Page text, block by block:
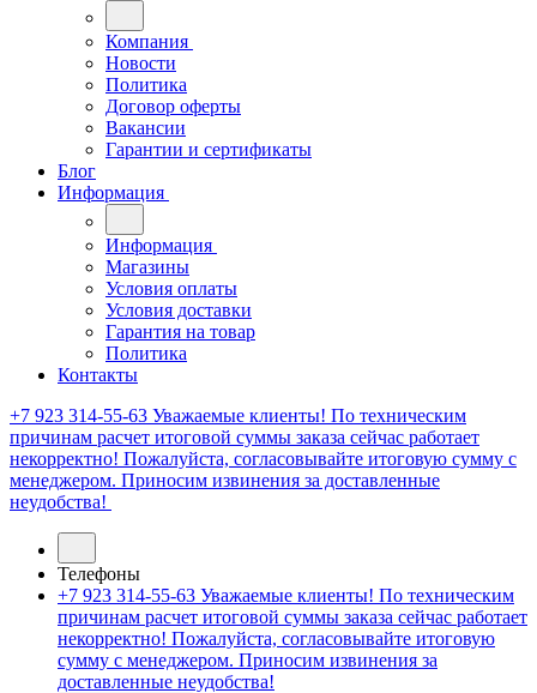
Компания
Новости
Политика
Договор оферты
Вакансии
Гарантии и сертификаты
Блог
Информация
Информация
Магазины
Условия оплаты
Условия доставки
Гарантия на товар
Политика
Контакты
+7 923 314-55-63 Уважаемые клиенты! По техническим
причинам расчет итоговой суммы заказа сейчас работает
некорректно! Пожалуйста, согласовывайте итоговую сумму с
менеджером. Приносим извинения за доставленные
неудобства!
Телефоны
+7 923 314-55-63 Уважаемые клиенты! По техническим
причинам расчет итоговой суммы заказа сейчас работает
некорректно! Пожалуйста, согласовывайте итоговую
сумму с менеджером. Приносим извинения за
доставленные неудобства!